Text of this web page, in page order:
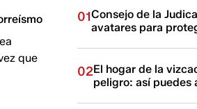
que
01Consejo de la
avatares para
02El hogar de la
peligro: así puedes